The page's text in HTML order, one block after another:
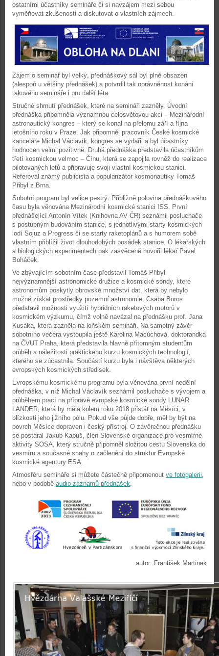
ostatními účastníky semináře či si navzájem mezi sebou
vyměňovat zkušenosti a diskutovat o vlastních zájmech.
Zájem o seminář byl velký, přednáškový sál byl plně obsazen
(alespoň u většiny přednášek) a potvrdil tak oprávněnost konání
takového semináře i pro další léta.
Stručné shrnutí přednášek, které na semináři zazněly. Úvodní
přednáška připomněla významnou celosvětovou akci – Mezinárodní
astronautický kongres – který se konal na přelomu září a října
letošního roku v Praze. Jak připomněl pracovník České kosmické
kanceláře Michal Václavík, kongres se vydařil a byl účastníky
hodnocen velmi pozitivně. Druhá přednáška představila účastníkům
třetí kosmickou velmoc – Čínu, která se zapojila rovněž do realizace
pilotovaných letů a připravuje svoji vlastní kosmickou stanici.
Referoval známý publicista a popularizátor kosmonautiky Tomáš
Přibyl z Brna.
Sobotní program byl velice pestrý. Přibližně polovina přednáškového
času byla věnována Mezinárodní kosmické stanici ISS. První
přednášející Antonín Vítek (Knihovna AV ČR) seznámil posluchače
s postupným budováním stanice, s jednotlivými starty kosmických
lodí Sojuz a Progress či se starty raketoplánů a s humorem sobě
vlastním přiblížil život dlouhodobých posádek stanice. O lékařských
a biologických experimentech pak zasvěceně hovořil lékař Pavel
Boháček.
Ve zbývajícím sobotním čase představil Tomáš Přibyl
nejvýznamnější astronomické družice a kosmické sondy, které
astronomům poskytly obrovské množství dat, která by nebylo
možné získat prostředky pozemní astronomie. Csaba Boros
představil možnosti využití hybridních raketových motorů v
kosmickém výzkumu, čímž volně navázal na přednášku prof. Jana
Kusáka, která zazněla na loňském semináři. Na samotný závěr
sobotního večera vystoupila ještě Karolina Macúchová, doktorandka
na ČVUT Praha, která představila hlavně přítomným studentům
průběh a náležitosti praktického kurzu kosmických technologií,
kterého se zúčastnila. Součástí kurzu byla i návštěva některých
evropských kosmických středisek.
Evropskému kosmickému programu byla věnována první nedělní
přednáška, v níž Michal Václavík seznámil posluchače s vývojem a
průběhem prací na přípravě evropské kosmické sondy LUNAR
LANDER, která by měla kolem roku 2018 přistát na Měsíci, v
blízkosti jeho jižního pólu. Pokud vše půjde dobře, měl by být na
povrch Měsíce dopraven i český přístroj. O závěrečnou přednášku
se postaral Jakub Kapuš, člen Slovenské organizace pro vesmírné
aktivity SOSA, který stručně připomněl složitou cestu Slovenska do
vesmíru a současné snahy o začlenění do struktur Evropské
kosmické agentury ESA.
Atmosféru semináře si můžete částečně připomenout ve fotogalerii,
nebo v podobě audio záznamů přednášek.
autor: František Martinek